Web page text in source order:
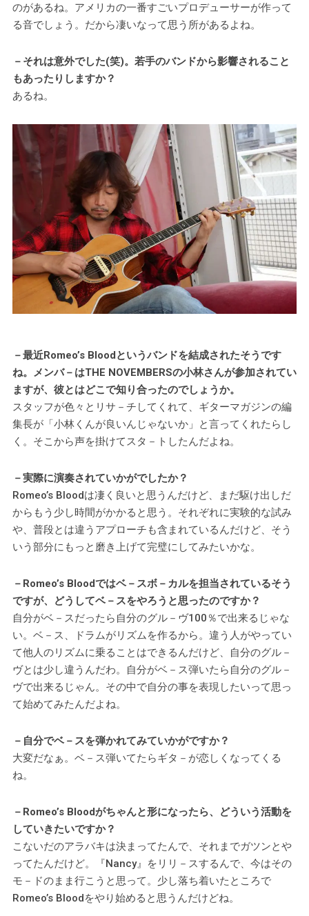
のがあるね。アメリカの一番すごいプロデューサーが作って
る音でしょう。だから凄いなって思う所があるよね。
－それは意外でした(笑)。若手のバンドから影響されること
もあったりしますか？
あるね。
－最近Romeo’s Bloodというバンドを結成されたそうです
ね。メンバ－はTHE NOVEMBERSの小林さんが参加されてい
ますが、彼とはどこで知り合ったのでしょうか。
スタッフが色々とリサ－チしてくれて、ギターマガジンの編
集長が「小林くんが良いんじゃないか」と言ってくれたらし
く。そこから声を掛けてスタ－トしたんだよね。
－実際に演奏されていかがでしたか？
Romeo’s Bloodは凄く良いと思うんだけど、まだ駆け出しだ
からもう少し時間がかかると思う。それぞれに実験的な試み
や、普段とは違うアプローチも含まれているんだけど、そう
いう部分にもっと磨き上げて完璧にしてみたいかな。
－Romeo’s Bloodではベ－スボ－カルを担当されているそう
ですが、どうしてベ－スをやろうと思ったのですか？
自分がベ－スだったら自分のグル－ヴ100％で出来るじゃな
い。ベ－ス、ドラムがリズムを作るから。違う人がやってい
て他人のリズムに乗ることはできるんだけど、自分のグル－
ヴとは少し違うんだわ。自分がベ－ス弾いたら自分のグル－
ヴで出来るじゃん。その中で自分の事を表現したいって思っ
て始めてみたんだよね。
－自分でベ－スを弾かれてみていかがですか？
大変だなぁ。ベ－ス弾いてたらギタ－が恋しくなってくる
ね。
－Romeo’s Bloodがちゃんと形になったら、どういう活動を
していきたいですか？
こないだのアラバキは決まってたんで、それまでガツンとや
ってたんだけど。『Nancy』をリリ－スするんで、今はその
モ－ドのまま行こうと思って。少し落ち着いたところで
Romeo’s Bloodをやり始めると思うんだけどね。